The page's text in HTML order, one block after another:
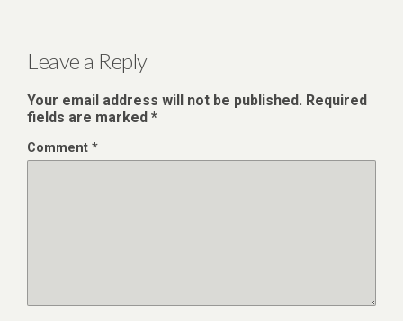
Leave a Reply
Your email address will not be published. Required
fields are marked *
Comment *